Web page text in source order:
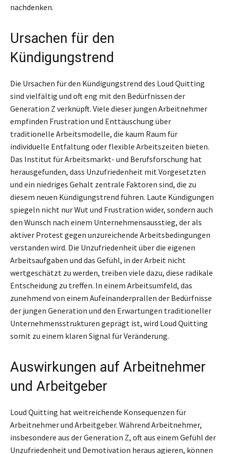
nachdenken.
Ursachen für den
Kündigungstrend
Die Ursachen für den Kündigungstrend des Loud Quitting
sind vielfältig und oft eng mit den Bedürfnissen der
Generation Z verknüpft. Viele dieser jungen Arbeitnehmer
empfinden Frustration und Enttäuschung über
traditionelle Arbeitsmodelle, die kaum Raum für
individuelle Entfaltung oder flexible Arbeitszeiten bieten.
Das Institut für Arbeitsmarkt- und Berufsforschung hat
herausgefunden, dass Unzufriedenheit mit Vorgesetzten
und ein niedriges Gehalt zentrale Faktoren sind, die zu
diesem neuen Kündigungstrend führen. Laute Kündigungen
spiegeln nicht nur Wut und Frustration wider, sondern auch
den Wunsch nach einem Unternehmensausstieg, der als
aktiver Protest gegen unzureichende Arbeitsbedingungen
verstanden wird. Die Unzufriedenheit über die eigenen
Arbeitsaufgaben und das Gefühl, in der Arbeit nicht
wertgeschätzt zu werden, treiben viele dazu, diese radikale
Entscheidung zu treffen. In einem Arbeitsumfeld, das
zunehmend von einem Aufeinanderprallen der Bedürfnisse
der jungen Generation und den Erwartungen traditioneller
Unternehmensstrukturen geprägt ist, wird Loud Quitting
somit zu einem klaren Signal für Veränderung.
Auswirkungen auf Arbeitnehmer
und Arbeitgeber
Loud Quitting hat weitreichende Konsequenzen für
Arbeitnehmer und Arbeitgeber. Während Arbeitnehmer,
insbesondere aus der Generation Z, oft aus einem Gefühl der
Unzufriedenheit und Demotivation heraus agieren, können